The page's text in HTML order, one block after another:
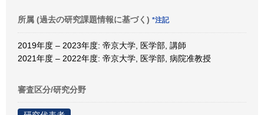
所属 (過去の研究課題情報に基づく) *注記
2019年度 – 2023年度: 帝京大学, 医学部, 講師
2021年度 – 2022年度: 帝京大学, 医学部, 病院准教授
審査区分/研究分野